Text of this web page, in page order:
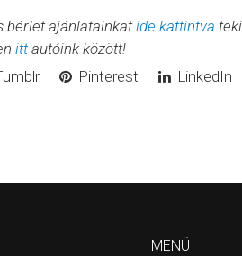
bérlet ajánlatainkatide kattintva
ittautóink között!
Pinterest LinkedIn
MENÜ